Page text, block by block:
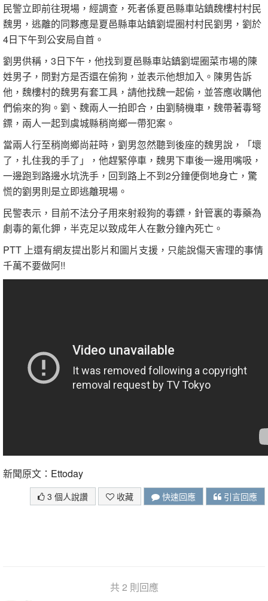
民警立即前往現場，經調查，死者係夏邑縣車站鎮魏樓村村民
魏男，逃離的同夥應是夏邑縣車站鎮劉堤圈村村民劉男，劉於
4日下午到公安局自首。
劉男供稱，3日下午，他找到夏邑縣車站鎮劉堤圈菜市場的陳
姓男子，問對方是否還在偷狗，並表示他想加入。陳男告訴
他，魏樓村的魏男有套工具，請他找魏一起偷，並答應收購他
們偷來的狗。劉、魏兩人一拍即合，由劉騎機車，魏帶著毒弩
鏢，兩人一起到虞城縣稍崗鄉一帶犯案。
當兩人行至稍崗鄉尚莊時，劉男忽然聽到後座的魏男說，「壞
了，扎住我的手了」，他趕緊停車，魏男下車後一邊用嘴吸，
一邊跑到路邊水坑洗手，回到路上不到2分鐘便倒地身亡，驚
慌的劉男則是立即逃離現場。
民警表示，目前不法分子用來射殺狗的毒鏢，針管裏的毒藥為
劇毒的氰化鉀，半克足以致成年人在數分鐘內死亡。
PTT 上還有網友提出影片和圖片支援，只能說傷天害理的事情
千萬不要做阿!!
新聞原文： Ettoday
3 個人說讚 收藏 快速回應 引言回應
共 2 則回應